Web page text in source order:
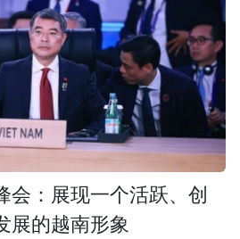
会：展现一个活跃、创
展的越南形象